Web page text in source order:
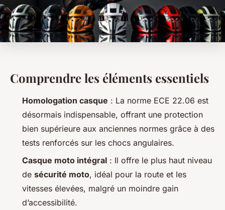
Comprendre les éléments essentiels
Homologation casque : La norme ECE 22.06 est
désormais indispensable, offrant une protection
bien supérieure aux anciennes normes grâce à des
tests renforcés sur les chocs angulaires.
Casque moto intégral : Il offre le plus haut niveau
de sécurité moto, idéal pour la route et les
vitesses élevées, malgré un moindre gain
d’accessibilité.